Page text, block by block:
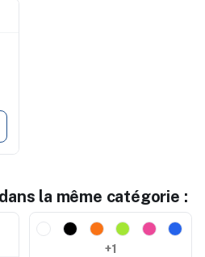
la même catégorie :
Nouveau
+1